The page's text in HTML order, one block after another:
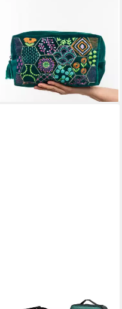
Samt-Kosmetiktasche mit
bunter Stickerei aus
Biobaumwolle
34,90 €
lieferbar - in 4-5 Werktagen bei dir